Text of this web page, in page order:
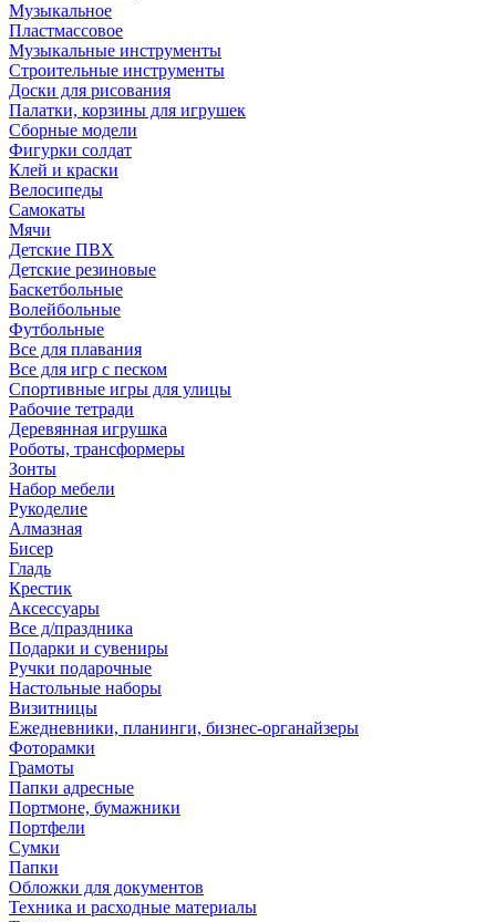
Музыкальное
Пластмассовое
Музыкальные инструменты
Строительные инструменты
Доски для рисования
Палатки, корзины для игрушек
Сборные модели
Фигурки солдат
Клей и краски
Велосипеды
Самокаты
Мячи
Детские ПВХ
Детские резиновые
Баскетбольные
Волейбольные
Футбольные
Все для плавания
Все для игр с песком
Спортивные игры для улицы
Рабочие тетради
Деревянная игрушка
Роботы, трансформеры
Зонты
Набор мебели
Рукоделие
Алмазная
Бисер
Гладь
Крестик
Аксессуары
Все д/праздника
Подарки и сувениры
Ручки подарочные
Настольные наборы
Визитницы
Ежедневники, планинги, бизнес-органайзеры
Фоторамки
Грамоты
Папки адресные
Портмоне, бумажники
Портфели
Сумки
Папки
Обложки для документов
Техника и расходные материалы